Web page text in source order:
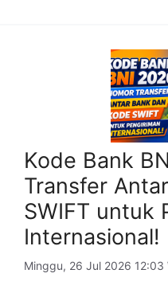
Kode Bank
Transfer
SWIFT untuk
Internasional!
Minggu, 26 Jul 2026 12:03